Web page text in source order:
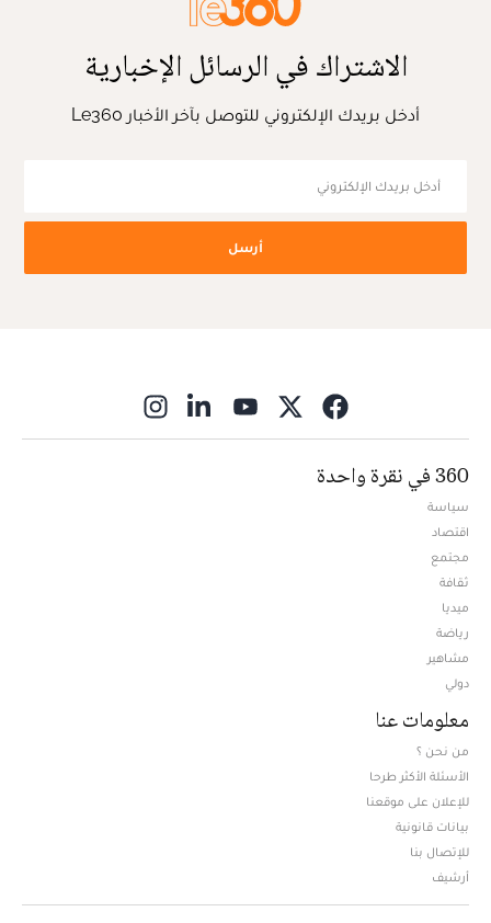
الاشتراك في الرسائل الإخبارية
أدخل بريدك الإلكتروني للتوصل بآخر الأخبار Le360
أرسل
360 في نقرة واحدة
سياسة
اقتصاد
مجتمع
ثقافة
ميديا
رياضة
مشاهير
دولي
معلومات عنا
من نحن ؟
الأسئلة الأكثر طرحا
للإعلان على موقعنا
بيانات قانونية
للإتصال بنا
أرشيف